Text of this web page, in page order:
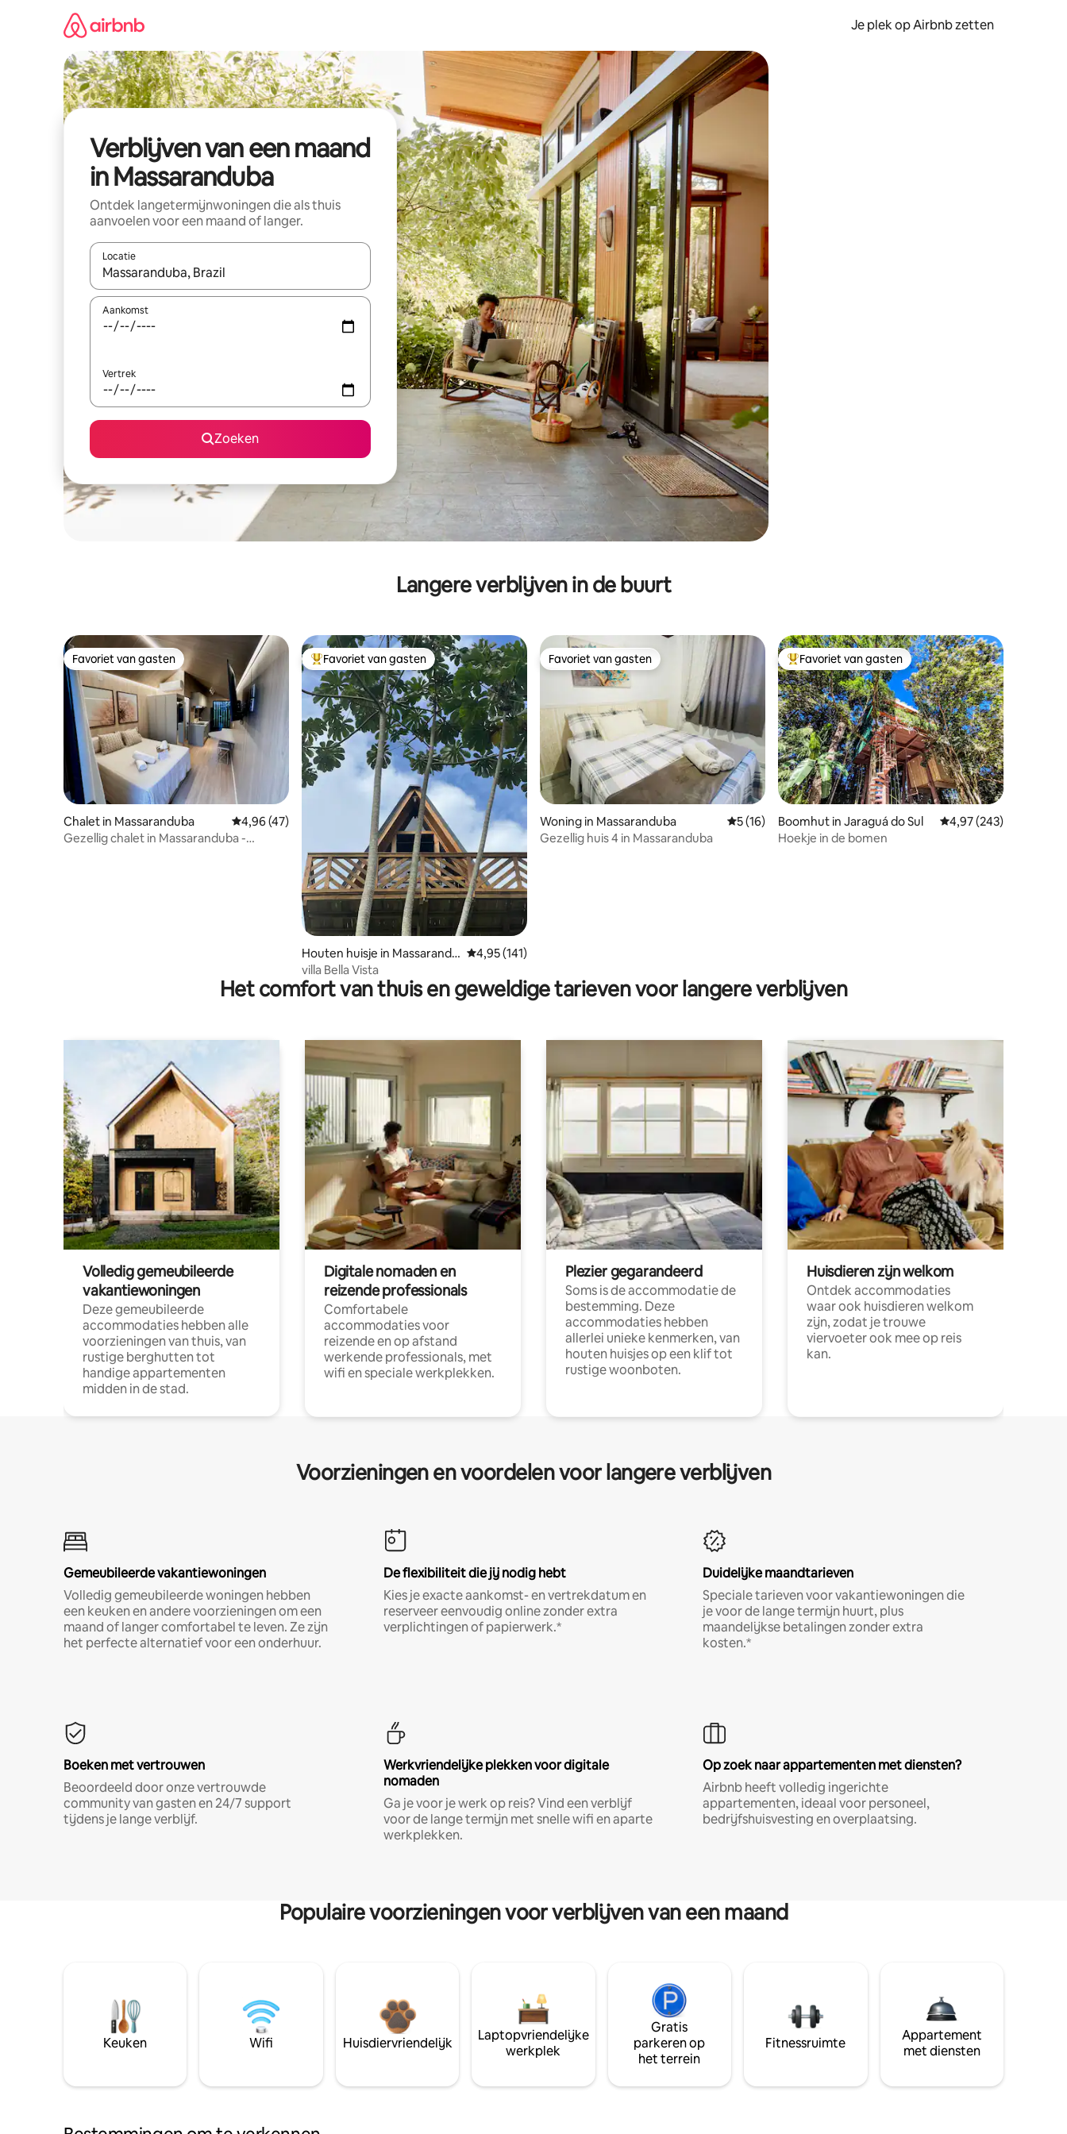
Je plek op Airbnb zetten
Verblijven van een maand
in Massaranduba
Ontdek langetermijnwoningen die als thuis
aanvoelen voor een maand of langer.
Locatie
Wanneer er resultaten beschikbaar zijn, maak je een keuze met je de pijltjestoetsen omhoog en omlaag, óf door te tikken of swipen.
Aankomst
Vertrek
Zoeken
Langere verblijven in de buurt
Favoriet van gasten
Favoriet van gasten
Chalet in Massaranduba Gemiddelde beoordeling van 4,96 op 5, 47 recensies
4,96 (47)
Gezellig chalet in Massaranduba -
Topfavoriet van gasten
Favoriet van gasten
Houten huisje in Massarandu
ba
Gemiddelde beoordeling van 4,95 op 5, 141 recensies
4,95 (141)
villa Bella Vista
Favoriet van gasten
Favoriet van gasten
Woning in Massaranduba Gemiddelde beoordeling van 5 op 5, 16 recensies
5 (16)
Gezellig huis 4 in Massaranduba
Topfavoriet van gasten
Favoriet van gasten
Boomhut in Jaraguá do Sul Gemiddelde
4,97 (243)
Hoekje in de bomen
Het comfort van thuis en geweldige tarieven voor langere verblijven
Volledig gemeubileerde
vakantiewoningen
Deze gemeubileerde
accommodaties hebben alle
voorzieningen van thuis, van
rustige berghutten tot
handige appartementen
midden in de stad.
Digitale nomaden en
reizende professionals
Comfortabele
accommodaties voor
reizende en op afstand
werkende professionals, met
wifi en speciale werkplekken.
Plezier gegarandeerd
Soms is de accommodatie de
bestemming. Deze
accommodaties hebben
allerlei unieke kenmerken, van
houten huisjes op een klif tot
rustige woonboten.
Huisdieren zijn welkom
Ontdek accommodaties
waar ook huisdieren welkom
zijn, zodat je trouwe
viervoeter ook mee op reis
kan.
Voorzieningen en voordelen voor langere verblijven
Gemeubileerde vakantiewoningen
Volledig gemeubileerde woningen hebben
een keuken en andere voorzieningen om een
maand of langer comfortabel te leven. Ze zijn
het perfecte alternatief voor een onderhuur.
De flexibiliteit die jij nodig hebt
Kies je exacte aankomst- en vertrekdatum en
reserveer eenvoudig online zonder extra
verplichtingen of papierwerk.*
Duidelijke maandtarieven
Speciale tarieven voor vakantiewoningen die
je voor de lange termijn huurt, plus
maandelijkse betalingen zonder extra
kosten.*
Boeken met vertrouwen
Beoordeeld door onze vertrouwde
community van gasten en 24/7 support
tijdens je lange verblijf.
Werkvriendelijke plekken voor digitale
nomaden
Ga je voor je werk op reis? Vind een verblijf
voor de lange termijn met snelle wifi en aparte
werkplekken.
Op zoek naar appartementen met diensten?
Airbnb heeft volledig ingerichte
appartementen, ideaal voor personeel,
bedrijfshuisvesting en overplaatsing.
Populaire voorzieningen voor verblijven van een maand
Keuken Wifi Huisdiervriendelijk
Laptopvriendelijke
werkplek
Gratis
parkeren op
het terrein
Fitnessruimte
Appartement
met diensten